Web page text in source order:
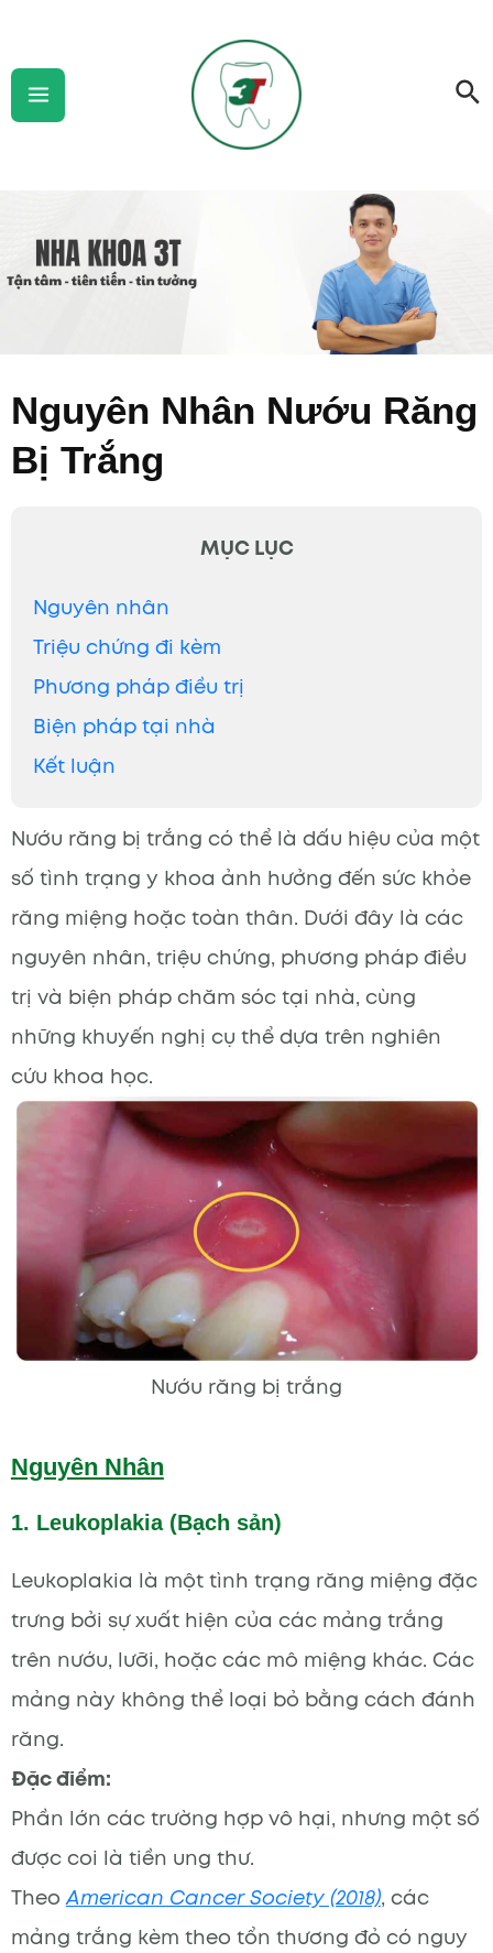
content
Menu
Nguyên Nhân Nướu Răng
Bị Trắng
MỤC LỤC
Nguyên nhân
Triệu chứng đi kèm
Phương pháp điều trị
Biện pháp tại nhà
Kết luận
Nướu răng bị trắng có thể là dấu hiệu của một
số tình trạng y khoa ảnh hưởng đến sức khỏe
răng miệng hoặc toàn thân. Dưới đây là các
nguyên nhân, triệu chứng, phương pháp điều
trị và biện pháp chăm sóc tại nhà, cùng
những khuyến nghị cụ thể dựa trên nghiên
cứu khoa học.
Nướu răng bị trắng
Nguyên Nhân
1. Leukoplakia (Bạch sản)
Leukoplakia là một tình trạng răng miệng đặc
trưng bởi sự xuất hiện của các mảng trắng
trên nướu, lưỡi, hoặc các mô miệng khác. Các
mảng này không thể loại bỏ bằng cách đánh
răng.
Đặc điểm:
Phần lớn các trường hợp vô hại, nhưng một số
được coi là tiền ung thư.
TheoAmerican Cancer Society (2018), các
mảng trắng kèm theo tổn thương đỏ có nguy